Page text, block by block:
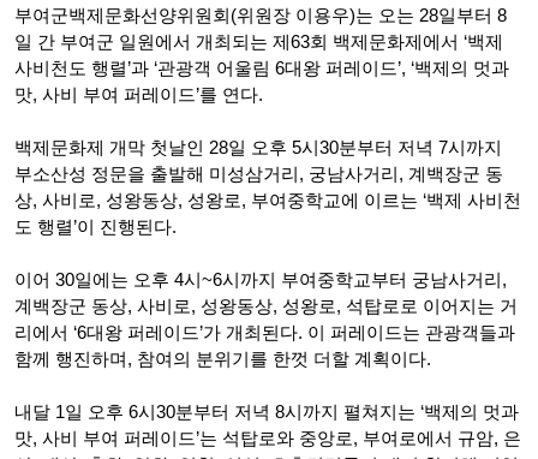
부여군백제문화선양위원회(위원장 이용우)는 오는 28일부터 8
일 간 부여군 일원에서 개최되는 제63회 백제문화제에서 ‘백제
사비천도 행렬’과 ‘관광객 어울림 6대왕 퍼레이드’, ‘백제의 멋과
맛, 사비 부여 퍼레이드’를 연다.
백제문화제 개막 첫날인 28일 오후 5시30분부터 저녁 7시까지
부소산성 정문을 출발해 미성삼거리, 궁남사거리, 계백장군 동
상, 사비로, 성왕동상, 성왕로, 부여중학교에 이르는 ‘백제 사비천
도 행렬’이 진행된다.
이어 30일에는 오후 4시~6시까지 부여중학교부터 궁남사거리,
계백장군 동상, 사비로, 성왕동상, 성왕로, 석탑로로 이어지는 거
리에서 ‘6대왕 퍼레이드’가 개최된다. 이 퍼레이드는 관광객들과
함께 행진하며, 참여의 분위기를 한껏 더할 계획이다.
내달 1일 오후 6시30분부터 저녁 8시까지 펼쳐지는 ‘백제의 멋과
맛, 사비 부여 퍼레이드’는 석탑로와 중앙로, 부여로에서 규암, 은